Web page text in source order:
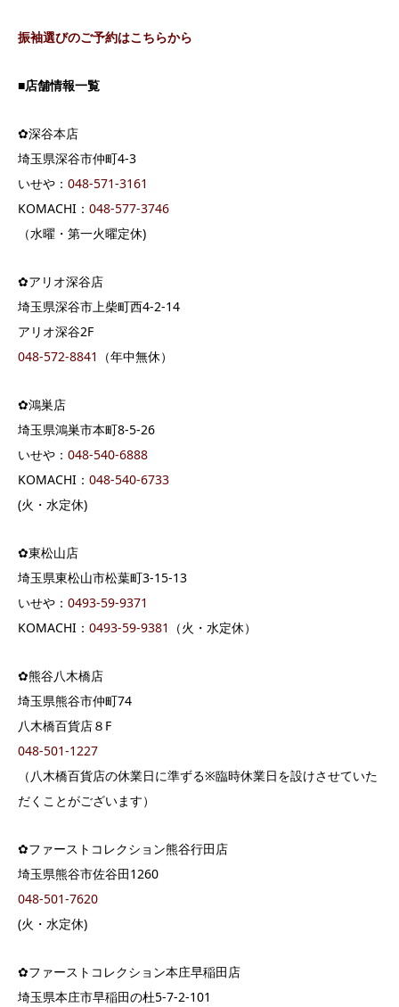
振袖選びのご予約はこちらから
■店舗情報一覧
✿深谷本店
埼玉県深谷市仲町4-3
いせや： 048-571-3161
KOMACHI： 048-577-3746
（水曜・第一火曜定休)
✿アリオ深谷店
埼玉県深谷市上柴町西4-2-14
アリオ深谷2F
048-572-8841
（年中無休）
✿鴻巣店
埼玉県鴻巣市本町8-5-26
いせや： 048-540-6888
KOMACHI： 048-540-6733
(火・水定休)
✿東松山店
埼玉県東松山市松葉町3-15-13
いせや： 0493-59-9371
KOMACHI： 0493-59-9381 （火・水定休）
✿熊谷八木橋店
埼玉県熊谷市仲町74
八木橋百貨店８F
048-501-1227
（八木橋百貨店の休業日に準ずる※臨時休業日を設けさせていた
だくことがございます）
✿ファーストコレクション熊谷行田店
埼玉県熊谷市佐谷田1260
048-501-7620
(火・水定休)
✿ファーストコレクション本庄早稲田店
埼玉県本庄市早稲田の杜5-7-2-101